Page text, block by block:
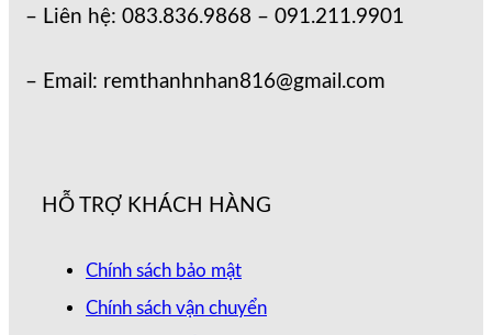
– Liên hệ: 083.836.9868 – 091.211.9901
– Email: remthanhnhan816@gmail.com
HỖ TRỢ KHÁCH HÀNG
Chính sách bảo mật
Chính sách vận chuyển